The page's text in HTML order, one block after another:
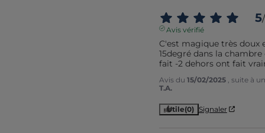
5/
Avis vérifié
C'est magique très doux
15degré dans la
fait -2 dehors ont fait
Avis du 15/02/2025
, suite à
T.A.
Utile(0) Signaler